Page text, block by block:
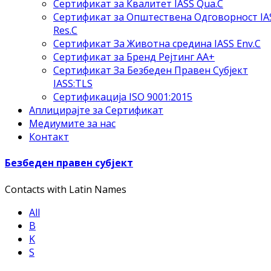
Сертификат за Квалитет IASS Qua.C
Сертификат за Општествена Одговорност
Res.C
Сертификат За Животна средина IASS Env.C
Сертификат за Бренд Рејтинг АА+
Сертификат За Безбеден Правен Субјект
IASS:TLS
Сертификација ISO 9001:2015
Аплицирајте за Сертификат
Медиумите за нас
Контакт
Безбеден правен субјект
Contacts with Latin Names
All
B
K
S